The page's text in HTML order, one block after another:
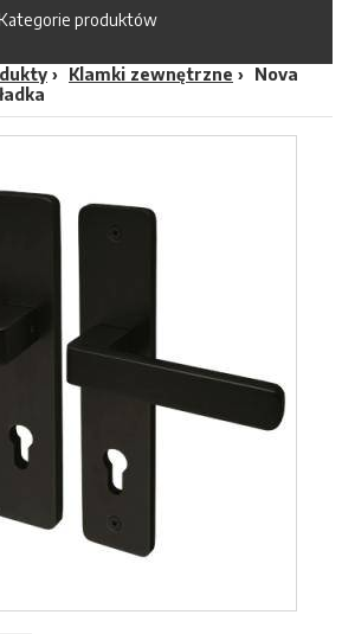
produktów
Klamki zewnętrzne
Nova